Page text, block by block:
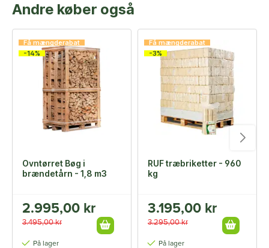
Andre køber også
Få mængderabat
-14%
Ovntørret Bøg i
brændetårn - 1,8 m3
2.995,00 kr
3.495,00 kr
På lager
Få mængderabat
-3%
RUF træbriketter - 960
kg
3.195,00 kr
3.295,00 kr
På lager